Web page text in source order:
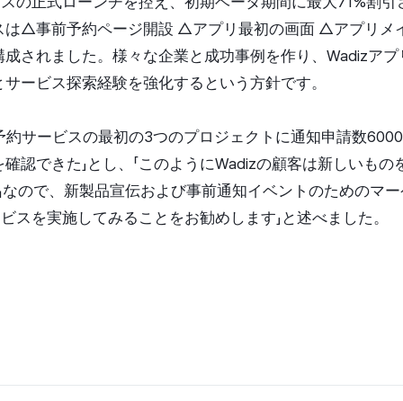
は△事前予約ページ開設 △アプリ最初の画面 △アプリメ
されました。様々な企業と成功事例を作り、Wadizア
ービス探索経験を強化するという方針です。
約サービスの最初の3つのプロジェクトに通知申請数
認できた」とし、「このようにWadizの顧客は新しいも
なので、新製品宣伝および事前通知イベントのためのマ
スを実施してみることをお勧めします」と述べました。